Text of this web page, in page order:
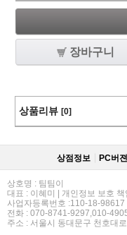
장바구니
상품리뷰 [0]
상점정보 PC버젼
상호명 : 팀팀이
대표 : 이혜미 | 개인정보 보호 책
사업자등록번호 :110-18-
전화 : 070-8741-9297,010-
주소 : 서울시 동대문구 천호대